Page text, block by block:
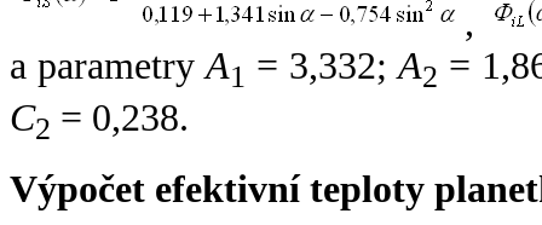
,
a parametryA1 = 3,332;A2 =
C2 = 0,238.
Výpočet efektivní teploty